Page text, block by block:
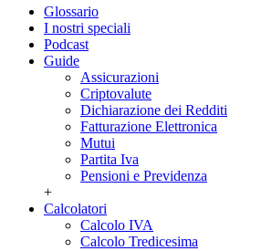
Glossario
I nostri speciali
Podcast
Guide
Assicurazioni
Criptovalute
Dichiarazione dei Redditi
Fatturazione Elettronica
Mutui
Partita Iva
Pensioni e Previdenza
+
Calcolatori
Calcolo IVA
Calcolo Tredicesima